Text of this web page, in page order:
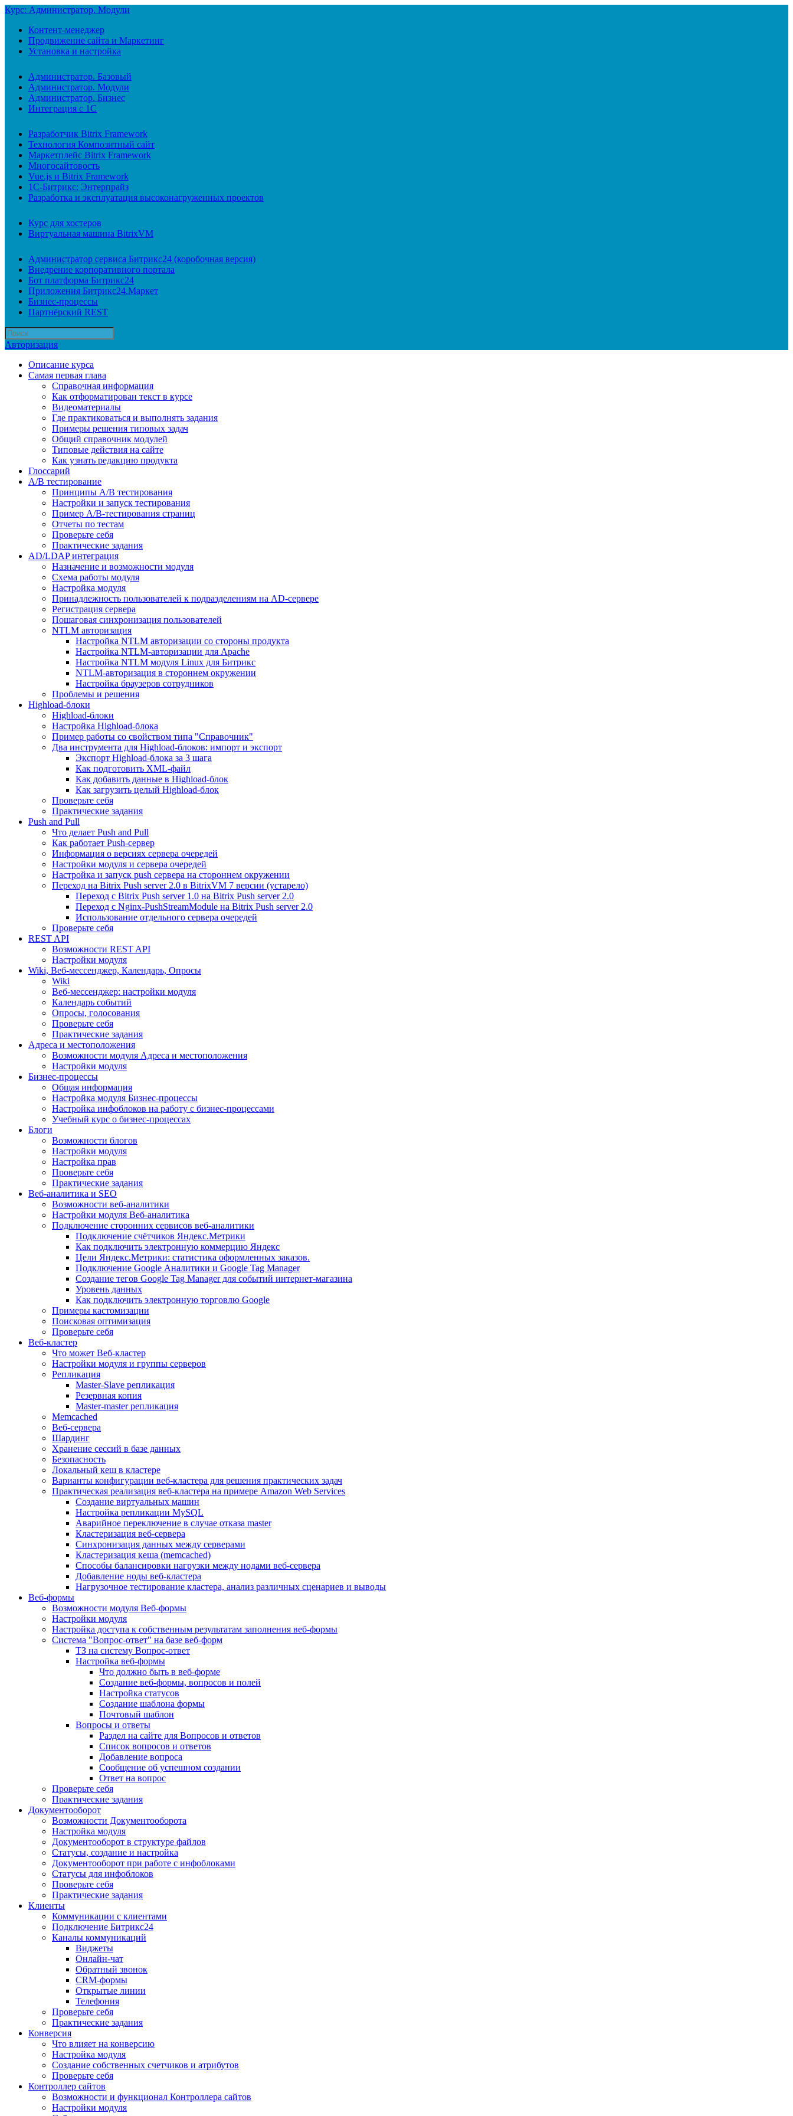
Курс: Администратор. Модули
Контент-менеджер
Продвижение сайта и Маркетинг
Установка и настройка
Администратор. Базовый
Администратор. Модули
Администратор. Бизнес
Интеграция с 1С
Разработчик Bitrix Framework
Технология Композитный сайт
Маркетплейс Bitrix Framework
Многосайтовость
Vue.js и Bitrix Framework
1С-Битрикс: Энтерпрайз
Разработка и эксплуатация высоконагруженных проектов
Курс для хостеров
Виртуальная машина BitrixVM
Администратор сервиса Битрикс24 (коробочная версия)
Внедрение корпоративного портала
Бот платформа Битрикс24
Приложения Битрикс24.Маркет
Бизнес-процессы
Партнёрский REST
Авторизация
Описание курса
Самая первая глава
Справочная информация
Как отформатирован текст в курсе
Видеоматериалы
Где практиковаться и выполнять задания
Примеры решения типовых задач
Общий справочник модулей
Типовые действия на сайте
Как узнать редакцию продукта
Глоссарий
A/B тестирование
Принципы A/B тестирования
Настройки и запуск тестирования
Пример A/B-тестирования страниц
Отчеты по тестам
Проверьте себя
Практические задания
AD/LDAP интеграция
Назначение и возможности модуля
Схема работы модуля
Настройка модуля
Принадлежность пользователей к подразделениям на AD-сервере
Регистрация сервера
Пошаговая синхронизация пользователей
NTLM авторизация
Настройка NTLM авторизации со стороны продукта
Настройка NTLM-авторизации для Apache
Настройка NTLM модуля Linux для Битрикс
NTLM-авторизация в стороннем окружении
Настройка браузеров сотрудников
Проблемы и решения
Highload-блоки
Highload-блоки
Настройка Highload-блока
Пример работы со свойством типа "Справочник"
Два инструмента для Highload-блоков: импорт и экспорт
Экспорт Highload-блока за 3 шага
Как подготовить XML-файл
Как добавить данные в Highload-блок
Как загрузить целый Highload-блок
Проверьте себя
Практические задания
Push and Pull
Что делает Push and Pull
Как работает Push-сервер
Информация о версиях сервера очередей
Настройки модуля и сервера очередей
Настройка и запуск push сервера на стороннем окружении
Переход на Bitrix Push server 2.0 в BitrixVM 7 версии (устарело)
Переход с Bitrix Push server 1.0 на Bitrix Push server 2.0
Переход с Nginx-PushStreamModule на Bitrix Push server 2.0
Использование отдельного сервера очередей
Проверьте себя
REST API
Возможности REST API
Настройки модуля
Wiki, Веб-мессенджер, Календарь, Опросы
Wiki
Веб-мессенджер: настройки модуля
Календарь событий
Опросы, голосования
Проверьте себя
Практические задания
Адреса и местоположения
Возможности модуля Адреса и местоположения
Настройки модуля
Бизнес-процессы
Общая информация
Настройка модуля Бизнес-процессы
Настройка инфоблоков на работу с бизнес-процессами
Учебный курс о бизнес-процессах
Блоги
Возможности блогов
Настройки модуля
Настройка прав
Проверьте себя
Практические задания
Веб-аналитика и SEO
Возможности веб-аналитики
Настройки модуля Веб-аналитика
Подключение сторонних сервисов веб-аналитики
Подключение счётчиков Яндекс.Метрики
Как подключить электронную коммерцию Яндекс
Цели Яндекс.Метрики: статистика оформленных заказов.
Подключение Google Аналитики и Google Tag Manager
Создание тегов Google Tag Manager для событий интернет-магазина
Уровень данных
Как подключить электронную торговлю Google
Примеры кастомизации
Поисковая оптимизация
Проверьте себя
Веб-кластер
Что может Веб-кластер
Настройки модуля и группы серверов
Репликация
Master-Slave репликация
Резервная копия
Master-master репликация
Memcached
Веб-сервера
Шардинг
Хранение сессий в базе данных
Безопасность
Локальный кеш в кластере
Варианты конфигурации веб-кластера для решения практических задач
Практическая реализация веб-кластера на примере Amazon Web Services
Создание виртуальных машин
Настройка репликации MySQL
Аварийное переключение в случае отказа master
Кластеризация веб-сервера
Синхронизация данных между серверами
Кластеризация кеша (memcached)
Способы балансировки нагрузки между нодами веб-сервера
Добавление ноды веб-кластера
Нагрузочное тестирование кластера, анализ различных сценариев и выводы
Веб-формы
Возможности модуля Веб-формы
Настройки модуля
Настройка доступа к собственным результатам заполнения веб-формы
Система "Вопрос-ответ" на базе веб-форм
ТЗ на систему Вопрос-ответ
Настройка веб-формы
Что должно быть в веб-форме
Создание веб-формы, вопросов и полей
Настройка статусов
Создание шаблона формы
Почтовый шаблон
Вопросы и ответы
Раздел на сайте для Вопросов и ответов
Список вопросов и ответов
Добавление вопроса
Сообщение об успешном создании
Ответ на вопрос
Проверьте себя
Практические задания
Документооборот
Возможности Документооборота
Настройка модуля
Документооборот в структуре файлов
Статусы, создание и настройка
Документооборот при работе с инфоблоками
Статусы для инфоблоков
Проверьте себя
Практические задания
Клиенты
Коммуникации с клиентами
Подключение Битрикс24
Каналы коммуникаций
Виджеты
Онлайн-чат
Обратный звонок
CRM-формы
Открытые линии
Телефония
Проверьте себя
Практические задания
Конверсия
Что влияет на конверсию
Настройка модуля
Создание собственных счетчиков и атрибутов
Проверьте себя
Контроллер сайтов
Возможности и функционал Контроллера сайтов
Настройки модуля